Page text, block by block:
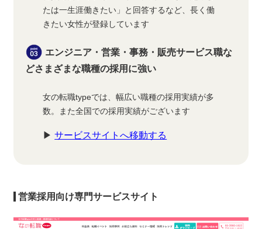
たは一生涯働きたい」と回答するなど、長く働
きたい女性が登録しています
エンジニア・営業・事務・販売サービス職な
どさまざまな職種の採用に強い
女の転職typeでは、幅広い職種の採用実績が多
数。また全国での採用実績がございます
▶サービスサイトへ移動する
営業採用向け専門サービスサイト